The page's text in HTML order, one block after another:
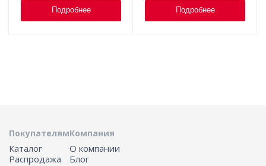
Подробнее Подробнее
Покупателям
Каталог
Распродажа
Компания
О компании
Блог